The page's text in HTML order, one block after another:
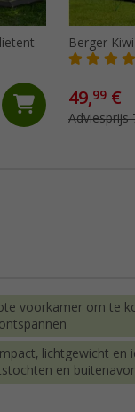
Berger
49,99 €
Adviesprijs
voorkamer om te
lichtgewicht en
en